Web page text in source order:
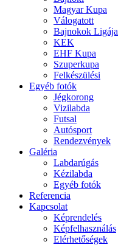
Magyar Kupa
Válogatott
Bajnokok Ligája
KEK
EHF Kupa
Szuperkupa
Felkészülési
Egyéb fotók
Jégkorong
Vizilabda
Futsal
Autósport
Rendezvények
Galéria
Labdarúgás
Kézilabda
Egyéb fotók
Referencia
Kapcsolat
Képrendelés
Képfelhasználás
Elérhetőségek